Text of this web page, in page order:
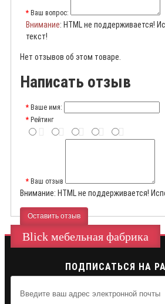
Ваш вопрос:
Внимание: HTML не поддерживается!
текст!
Нет отзывов об этом товаре.
Написать отзыв
Ваше имя:
Рейтинг
Ваш отзыв
Внимание: HTML не поддерживается!
Оставить отзыв
Blick мебельная фабрика
ПОДПИСАТЬСЯ НА